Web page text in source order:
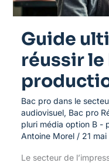
Guide
réussir
Bac pro dans le
audiovisuel, Bac pro
pluri média option B -
Antoine Morel / 21
Le secteur de